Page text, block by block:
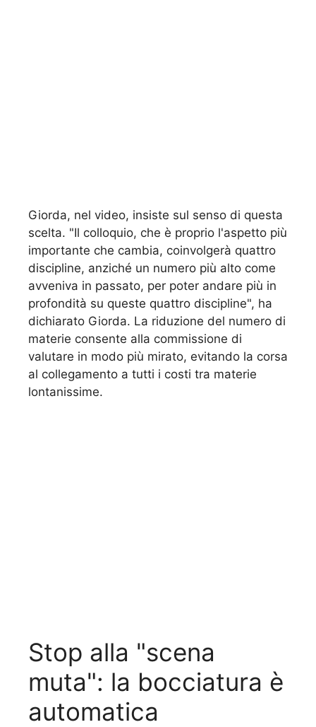
Giorda, nel video, insiste sul senso di questa
scelta. "Il colloquio, che è proprio l'aspetto più
importante che cambia, coinvolgerà quattro
discipline, anziché un numero più alto come
avveniva in passato, per poter andare più in
profondità su queste quattro discipline", ha
dichiarato Giorda. La riduzione del numero di
materie consente alla commissione di
valutare in modo più mirato, evitando la corsa
al collegamento a tutti i costi tra materie
lontanissime.
Stop alla "scena
muta": la bocciatura è
automatica